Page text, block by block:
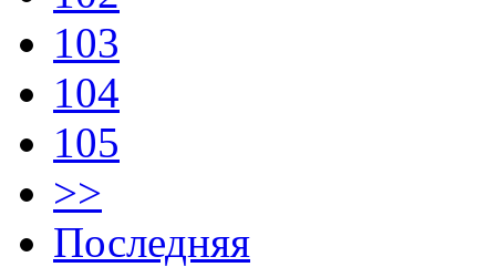
103
104
105
>>
Последняя